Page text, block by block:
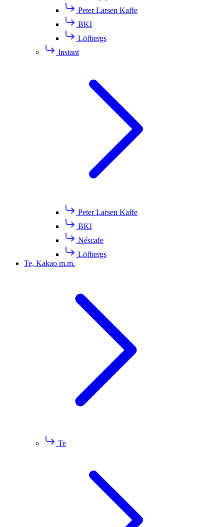
Peter Larsen Kaffe
BKI
Löfbergs
Instant
Peter Larsen Kaffe
BKI
Néscafe
Löfbergs
Te, Kakao m.m.
Te